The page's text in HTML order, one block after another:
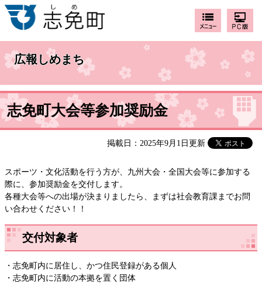
広報しめまち
志免町大会等参加奨励金
掲載日：2025年9月1日更新
スポーツ・文化活動を行う方が、九州大会・全国大会等に参加する
際に、参加奨励金を交付します。
各種大会等への出場が決まりましたら、まずは社会教育課までお問
い合わせください！！
交付対象者
・志免町内に居住し、かつ住民登録がある個人
・志免町内に活動の本拠を置く団体